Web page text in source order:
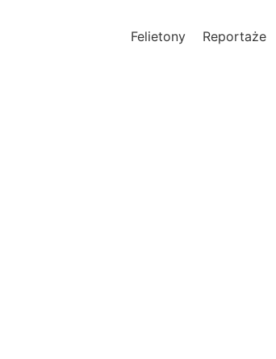
Felietony Reportaże